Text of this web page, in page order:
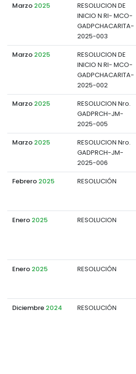
Marzo 2025
RESOLUCION DE
INICIO N RI- MCO-
GADPCHACARITA-
2025-003
Marzo 2025
RESOLUCION DE
INICIO N RI- MCO-
GADPCHACARITA-
2025-002
Marzo 2025
RESOLUCION Nro.
GADPRCH-JM-
2025-005
Marzo 2025
RESOLUCION Nro.
GADPRCH-JM-
2025-006
Febrero 2025 RESOLUCIÓN
Enero 2025 RESOLUCION
Enero 2025 RESOLUCIÓN
Diciembre 2024 RESOLUCIÓN